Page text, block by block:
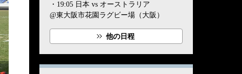
・19:05 日本 vs オーストラリア
@東大阪市花園ラグビー場（大阪）
他の日程